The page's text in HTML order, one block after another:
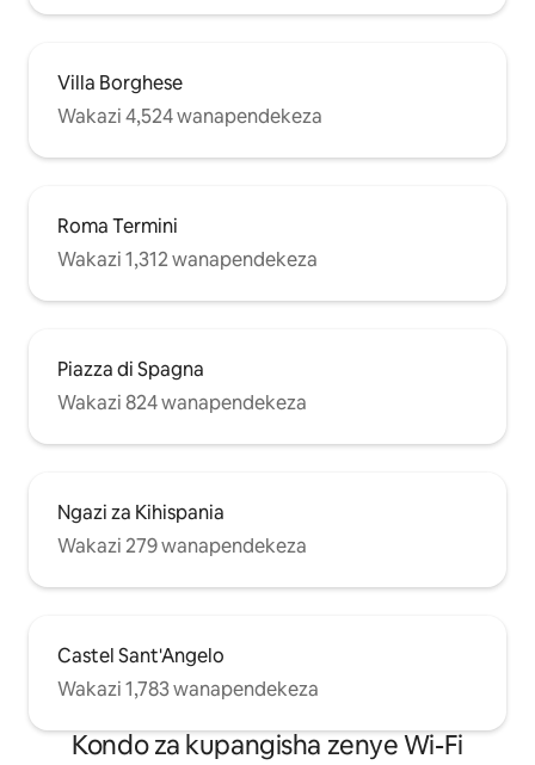
Villa Borghese
Wakazi 4,524 wanapendekeza
Roma Termini
Wakazi 1,312 wanapendekeza
Piazza di Spagna
Wakazi 824 wanapendekeza
Ngazi za Kihispania
Wakazi 279 wanapendekeza
Castel Sant'Angelo
Wakazi 1,783 wanapendekeza
Kondo za kupangisha zenye Wi-Fi